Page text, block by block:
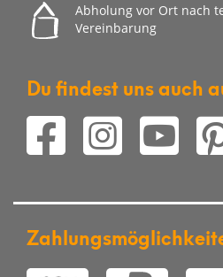
Abholung vor Ort nach
Vereinbarung
Du findest uns auch